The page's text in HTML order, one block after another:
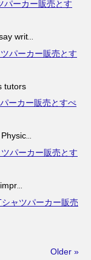
パーカー販売とす
writ
パーカー販売とす
tutors
ーカー販売とすぺ
パーカー販売とす
ャツパーカー販売
Older »